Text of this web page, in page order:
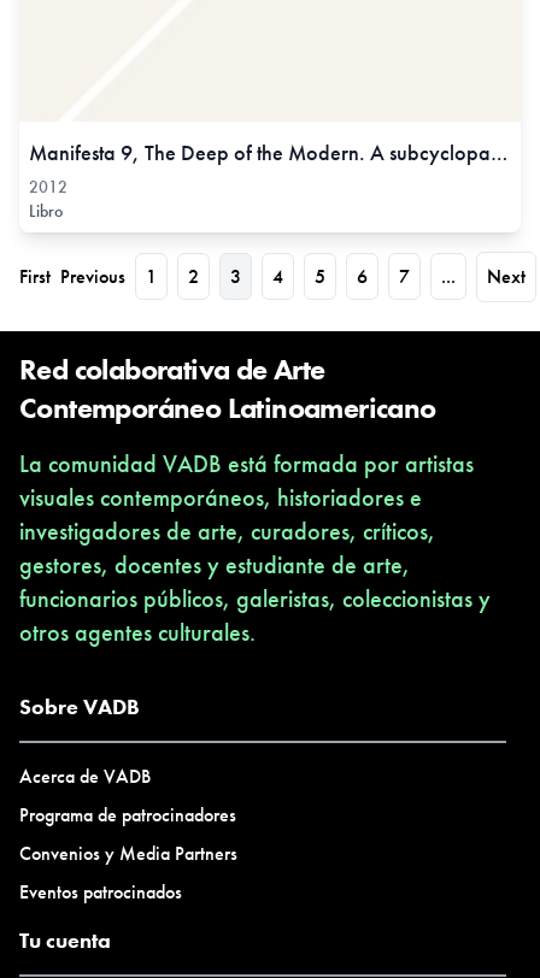
Manifesta 9, The Deep of the Modern. A subcyclopaedia. The European Biennial of Contemporary Art , 2012
2012
Libro
First Previous 1 2 3 4 5 6 7 ... Next
Red colaborativa de Arte
Contemporáneo Latinoamericano
La comunidad VADB está formada por artistas
visuales contemporáneos, historiadores e
investigadores de arte, curadores, críticos,
gestores, docentes y estudiante de arte,
funcionarios públicos, galeristas, coleccionistas y
otros agentes culturales.
Sobre VADB
Acerca de VADB
Programa de patrocinadores
Convenios y Media Partners
Eventos patrocinados
Tu cuenta